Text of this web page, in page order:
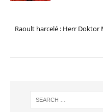
Raoult harcelé : Herr Doktor